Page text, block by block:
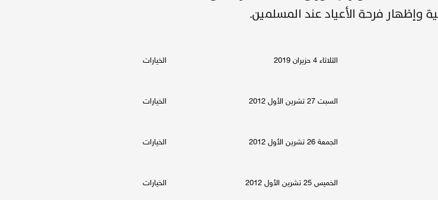
الثلاثاء 4 حزيران 2019 الخيارات
السبت 27 تشرين الأول 2012 الخيارات
الجمعة 26 تشرين الأول 2012 الخيارات
الخميس 25 تشرين الأول 2012 الخيارات